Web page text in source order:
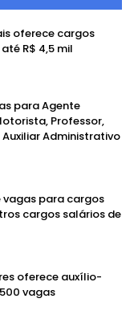
oferece cargos
R$ 4,5 mil
para Agente
Professor,
Administrativo
vagas para cargos
cargos salários de
oferece auxílio-
vagas